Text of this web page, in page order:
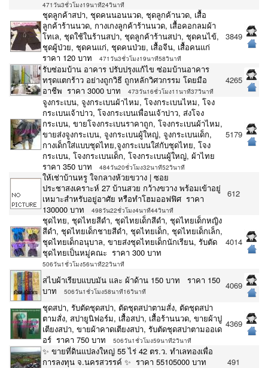
471วัน3ชั่วโมง19นาที24วินาที
ชุดลูกค้าสปา, ชุดคนนอนนวด, ชุดลูกค้านวด, เสื้อ
ลูกค้าร้านนวด, กางเกงลูกค้าร้านนวด, เสื้อคอกลมผ้า
โทเล, ชุดใช้ในร้านสปา, ชุดลูกค้าร้านสปา, ชุดคนไข้,
ชุดผู้ป่วย, ชุดคนแก่, ชุดคนป่วย, เสื้อจีน, เสื้อคนแก่
ราคา 120 บาท
471วัน3ชั่วโมง19นาที58วินาที
3849
รับซ่อมบ้าน อาคาร ปรับปรุงแก้ไข ซ่อมบ้านอาคาร
ทรุดแตกร้าว อย่างถูกวิธี ถูกหลักวิศวกรรม โดยมือ
อาชีพ ราคา 3000 บาท
473วัน16ชั่วโมง11นาที37วินาที
4265
จูงกระเบน, จูงกระเบนผ้าไหม, โจงกระเบนไหม, โจง
กระเบนเจ้าบ่าว, โจงกระเบนเพื่อนเจ้าบ่าว, ส่งโจง
กระเบน, ขายโจงกระเบนราคาถูก, โจงกระเบนผ้าไหม,
ขายส่งจูงกระเบน, จูงกระเบนผู้ใหญ่, จูงกระเบนเด็ก,
กางเด็กใส่แบบชุดไทย,จูงกระเบนใส่กับชุดไทย, โจง
กระเบน, โจงกระเบนเด็ก, โจงกระเบนผู้ใหญ่, ผ้าไทย
ราคา 350 บาท
484วัน20ชั่วโมง32นาที52วินาที
5179
ให้เช่าบ้านหรู ใจกลางห้วยขวาง | ซอย
ประชาสงเคราะห์ 27 บ้านสวย กว้างขวาง พร้อมเข้าอยู่
เหมาะสำหรับอยู่อาศัย หรือทำโฮมออฟฟิศ ราคา
130000 บาท
498วัน22ชั่วโมง4นาที44วินาที
612
ชุดไทย, ชุดไทยสีดำ, ชุดไทยเด็กสีดำ, ชุดไทยเด็กหญิง
สีดำ, ชุดไทยเด็กชายสีดำ, ชุดไทยเด็ก, ชุดไทยเด็กเล็ก,
ชุดไทยเด็กอนุบาล, ขายส่งชุดไทยเด็กนักเรียน, รับตัด
ชุดไทยเป็นหมู่คณะ ราคา 300 บาท
506วัน1ชั่วโมง56นาที22วินาที
4014
สไบผ้าเรียบแบบมัน และ ผ้าด้าน 150 บาท ราคา 150
บาท
506วัน1ชั่วโมง58นาที16วินาที
4069
ชุดสปา, รับตัดชุดสปา, ตัดชุดสปาตามสั่ง, ตัดชุดสปา
ตามสั่ง, สปายูนิฟอร์ม, เสื้อสปา, เสื้อร้านนวด, ขายผ้าปู
เตียงสปา, ขายผ้าคาดเตียงสปา, รับตัดชุดสปาตามออเด
อร์ ราคา 750 บาท
506วัน1ชั่วโมง59นาที2วินาที
4369
✨ ขายที่ดินแปลงใหญ่ 55 ไร่ 42 ตร.ว. ทำเลทองเพื่อ
การลงทุน จ.นครสวรรค์ ✨ ราคา 55105000 บาท
491